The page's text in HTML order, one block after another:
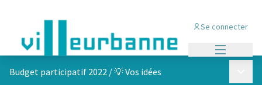
Se connecter
Budget participatif 2022 /💡 Vos idées